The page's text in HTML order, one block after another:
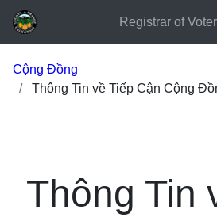
Registrar of
Cộng Đồng
Thông Tin về Tiếp Cận Cộng
Thông Tin